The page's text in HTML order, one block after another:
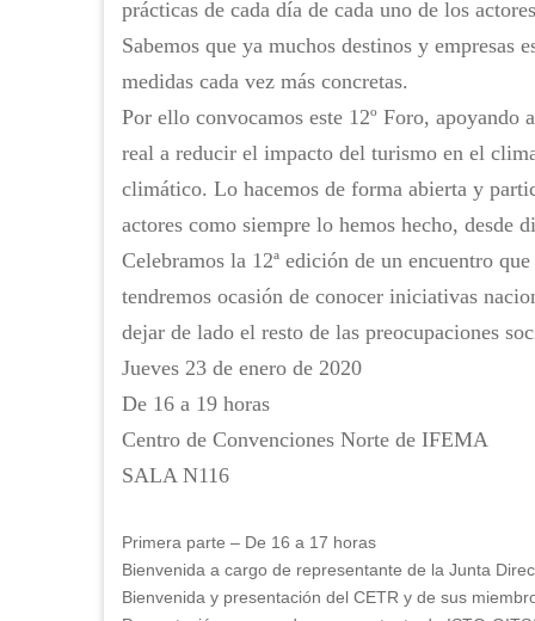
prácticas de cada día de cada uno de los
Sabemos que ya muchos destinos y empresas
medidas cada vez más concretas.
Por ello convocamos este 12º Foro,
real a reducir el impacto del turismo en el
climático. Lo hacemos de forma abierta y
actores como siempre lo hemos hecho, desde
Celebramos la 12ª edición de un encuentro
tendremos ocasión de conocer iniciativas
dejar de lado el resto de las preocupaciones
Jueves 23 de enero de 2020
De 16 a 19 horas
Centro de Convenciones Norte de IFEMA
SALA N116
Primera parte – De 16 a 17 horas
Bienvenida a cargo de representante de la Junta
Bienvenida y presentación del CETR y de sus